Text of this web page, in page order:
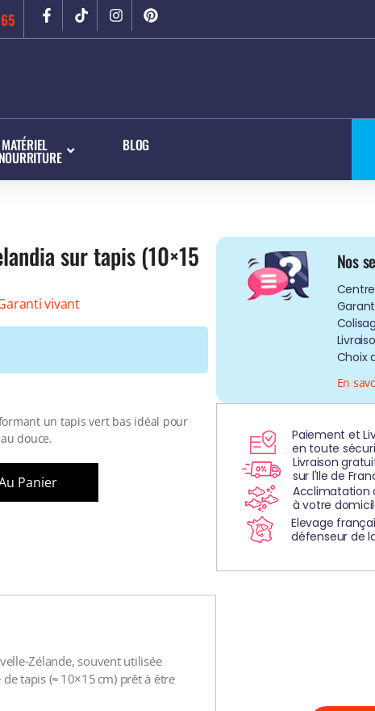
MATÉRIEL BLOG
sur tapis (10×15
vivant
un tapis vert bas idéal pour
douce.
Panier
souvent utilisée
tapis (≈ 10×15 cm) prêt à être
Nos
Choix
En
Paiement et
en toute
Livraison
sur l'Ile de
Acclimatation
à votre
Elevage
défenseur de